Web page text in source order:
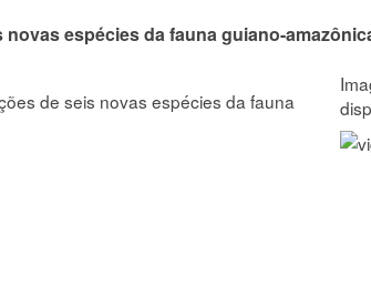
espécies da fauna guiano-
de seis novas espécies da fauna